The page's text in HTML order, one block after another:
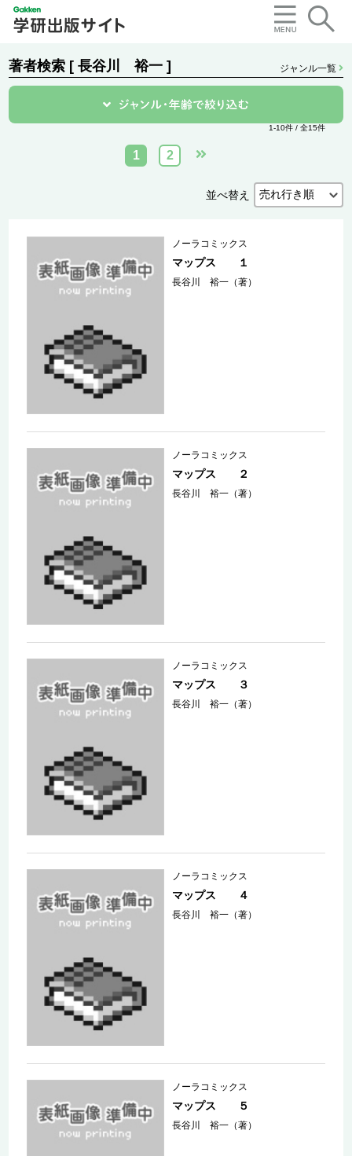
著者検索 [ 長谷川 裕一 ] ジャンル一覧
1-10件 / 全15件
1 2
並べ替え
ノーラコミックス
マップス １
長谷川 裕一（著）
ノーラコミックス
マップス ２
長谷川 裕一（著）
ノーラコミックス
マップス ３
長谷川 裕一（著）
ノーラコミックス
マップス ４
長谷川 裕一（著）
ノーラコミックス
マップス ５
長谷川 裕一（著）